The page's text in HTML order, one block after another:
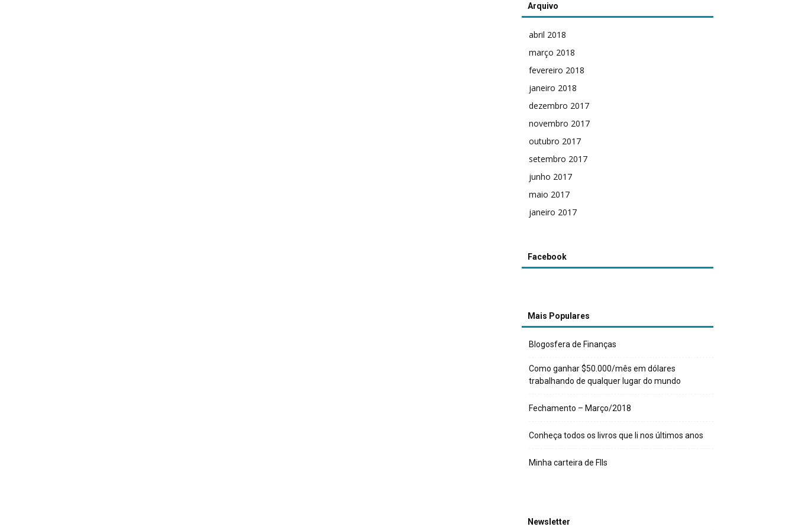
Arquivo
abril 2018
março 2018
fevereiro 2018
janeiro 2018
dezembro 2017
novembro 2017
outubro 2017
setembro 2017
junho 2017
maio 2017
janeiro 2017
Facebook
Mais Populares
Blogosfera de Finanças
Como ganhar $50.000/mês em dólares
trabalhando de qualquer lugar do mundo
Fechamento – Março/2018
Conheça todos os livros que li nos últimos anos
Minha carteira de FIIs
Newsletter